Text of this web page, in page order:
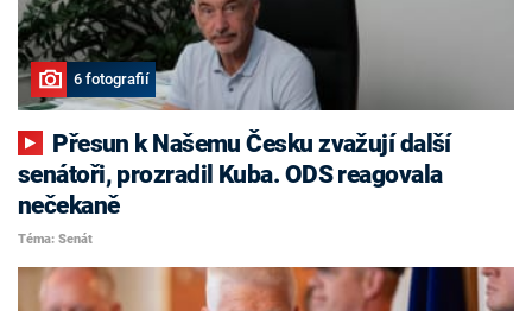
6 fotografií
senátoři, prozradil Kuba. ODS reagovala
nečekaně
Téma: Senát